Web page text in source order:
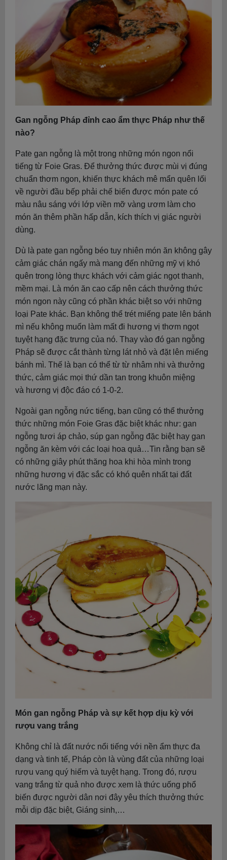
Gan ngỗng Pháp đỉnh cao ẩm thực Pháp như thế
nào?
Pate gan ngỗng là một trong những món ngon nổi
tiếng từ Foie Gras. Để thưởng thức được mùi vị đúng
chuẩn thơm ngon, khiến thực khách mê mẩn quên lối
về người đầu bếp phải chế biến được món pate có
màu nâu sáng với lớp viền mỡ vàng ươm làm cho
món ăn thêm phần hấp dẫn, kích thích vị giác người
dùng.
Dù là pate gan ngỗng béo tuy nhiên món ăn không gây
cảm giác chán ngấy mà mang đến những mỹ vị khó
quên trong lòng thực khách với cảm giác ngọt thanh,
mềm mại. Là món ăn cao cấp nên cách thưởng thức
món ngon này cũng có phần khác biệt so với những
loại Pate khác. Bạn không thể trét miếng pate lên bánh
mì nếu không muốn làm mất đi hương vị thơm ngọt
tuyệt hạng đặc trưng của nó. Thay vào đó gan ngỗng
Pháp sẽ được cắt thành từng lát nhỏ và đặt lên miếng
bánh mì. Thế là bạn có thể từ từ nhâm nhi và thưởng
thức, cảm giác mọi thứ dần tan trong khuôn miệng
và hương vị độc đáo có 1-0-2.
Ngoài gan ngỗng nức tiếng, bạn cũng có thể thưởng
thức những món Foie Gras đặc biệt khác như: gan
ngỗng tươi áp chảo, súp gan ngỗng đặc biệt hay gan
ngỗng ăn kèm với các loại hoa quả…Tin rằng bạn sẽ
có những giây phút thăng hoa khi hòa mình trong
những hương vị đặc sắc có khó quên nhất tại đất
nước lãng mạn này.
Món gan ngỗng Pháp và sự kết hợp dịu kỳ với
rượu vang trắng
Không chỉ là đất nước nổi tiếng với nền ẩm thực đa
dạng và tinh tế, Pháp còn là vùng đất của những loại
rượu vang quý hiếm và tuyệt hạng. Trong đó, rượu
vang trắng từ quả nho được xem là thức uống phổ
biến được người dân nơi đây yêu thích thưởng thức
mỗi dịp đặc biệt, Giáng sinh,…